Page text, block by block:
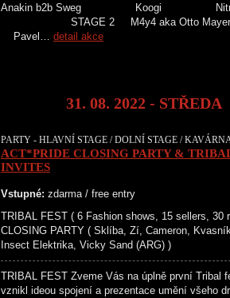
Anakin b2b Sweg Koogi
STAGE 2 M4y4 aka Otto
Pavel… detail akce
31. 08. 2022 - STŘEDA
PARTY - HLAVNÍ STAGE / DOLNÍ STAGE /
ACT*PRIDE CLOSING PARTY &
INVITES
Vstupné: zdarma / free entry
TRIBAL FEST ( 6 Fashion shows, 15 sellers, 30
CLOSING PARTY ( Sklíba, Zí, Cameron,
Insect Elektrika, Vicky Sand (ARG) )
TRIBAL FEST Zveme Vás na úplně první Tribal
vznikl ideou spojení a prezentace umění všeho